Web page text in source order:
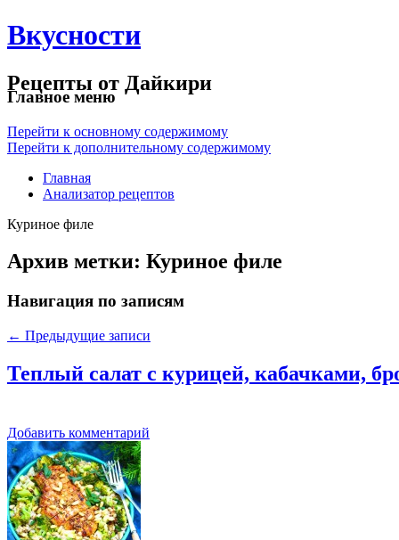
Вкусности
Рецепты от Дайкири
Главное меню
Перейти к основному содержимому
Перейти к дополнительному содержимому
Главная
Анализатор рецептов
Куриное филе
Архив метки: Куриное филе
Навигация по записям
← Предыдущие записи
Теплый салат с курицей, кабачками,
Добавить комментарий